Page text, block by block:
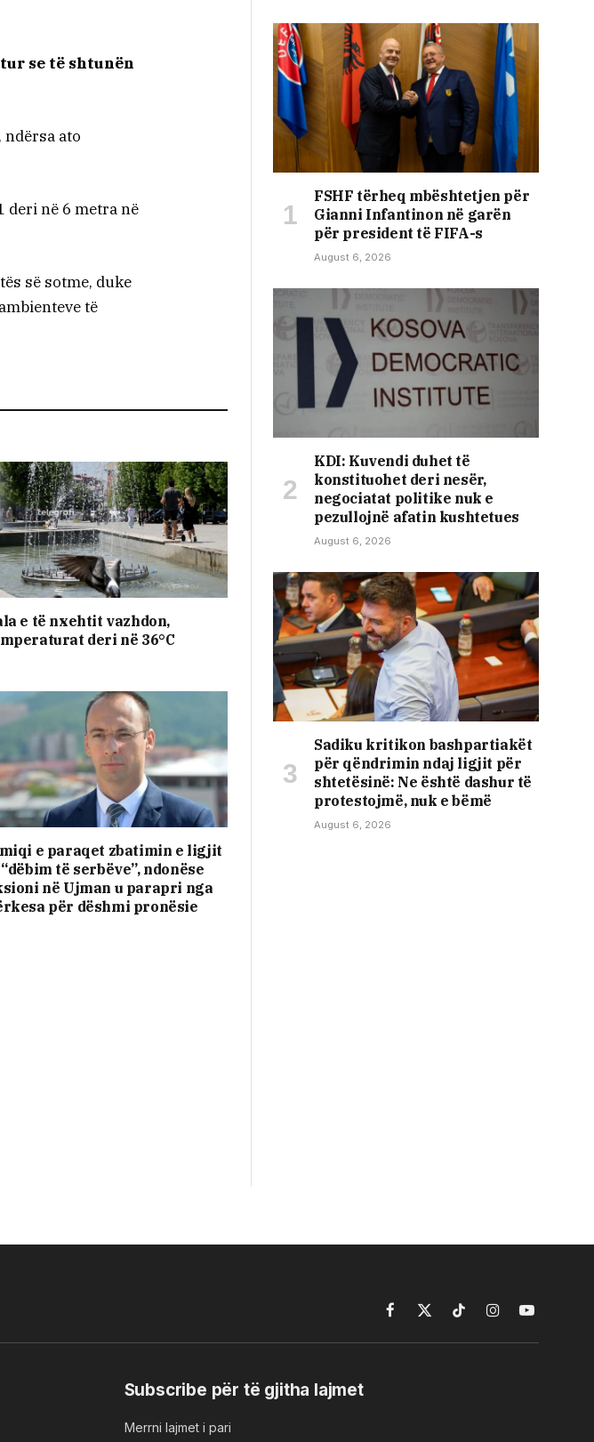
se të shtunën
ato
deri në 6 metra në
së sotme, duke
të
e të nxehtit vazhdon,
deri në 36°C
e paraqet zbatimin e ligjit
të serbëve”, ndonëse
në Ujman u parapri nga
për dëshmi pronësie
FSHF tërheq mbështetjen për
Gianni Infantinon në garën
për president të FIFA-s
August 6, 2026
KDI: Kuvendi duhet të
konstituohet deri nesër,
negociatat politike nuk e
pezullojnë afatin kushtetues
August 6, 2026
Sadiku kritikon bashpartiakët
për qëndrimin ndaj ligjit për
shtetësinë: Ne është dashur të
protestojmë, nuk e bëmë
August 6, 2026
Facebook
X
TikTokInstagramYouTube
Subscribe për të gjitha lajmet
Merrni lajmet i pari